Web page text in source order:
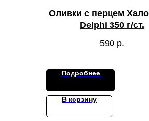
Оливки с перцем
Delphi 350 г/ст.
590 р.
Подробнее
В корзину